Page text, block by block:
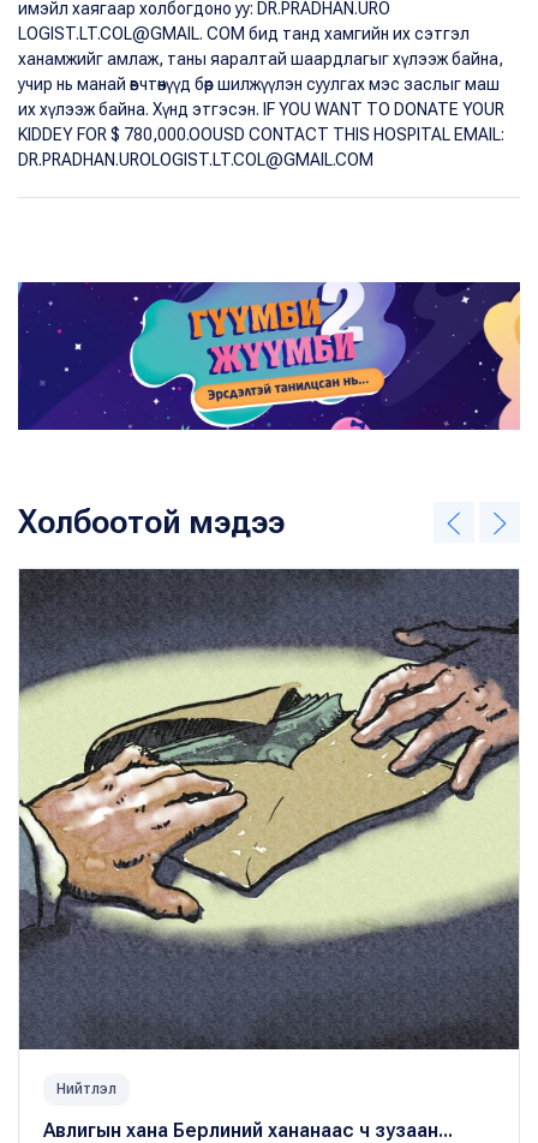
имэйл хаягаар холбогдоно уу: DR.PRADHAN.URO
LOGIST.LT.COL@GMAIL. COM бид танд хамгийн их сэтгэл
ханамжийг амлаж, таны яаралтай шаардлагыг хүлээж байна,
учир нь манай өвчтөнүүд бөөр шилжүүлэн суулгах мэс заслыг маш
их хүлээж байна. Хүнд этгэсэн. IF YOU WANT TO DONATE YOUR
KIDDEY FOR $ 780,000.OOUSD CONTACT THIS HOSPITAL EMAIL:
DR.PRADHAN.UROLOGIST.LT.COL@GMAIL.COM
Холбоотой мэдээ
Нийтлэл
Авлигын хана Берлиний хананаас ч зузаан...